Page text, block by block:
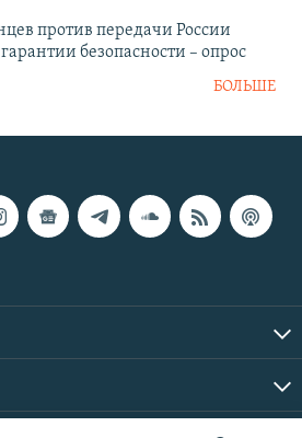
против передачи России
безопасности – опрос
БОЛЬШЕ